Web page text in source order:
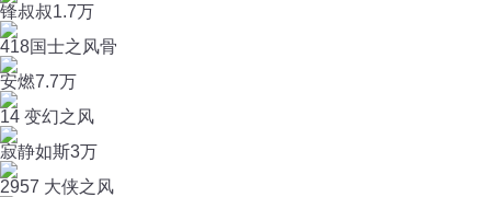
锋叔叔1.7万
418国士之风骨
安燃7.7万
14 变幻之风
寂静如斯3万
2957 大侠之风